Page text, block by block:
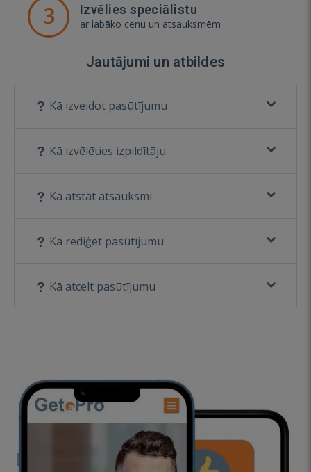
3 Izvēlies speciālistu
ar labāko cenu un atsauksmēm
Jautājumi un atbildes
Kā izveidot pasūtījumu
Kā izvēlēties izpildītāju
Kā atstāt atsauksmi
Kā rediģēt pasūtījumu
Kā atcelt pasūtījumu